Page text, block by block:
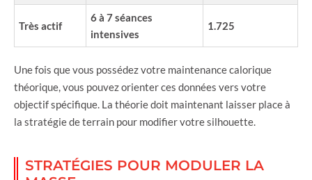
Très actif
6 à 7 séances
intensives
1.725
Une fois que vous possédez votre maintenance calorique
théorique, vous pouvez orienter ces données vers votre
objectif spécifique. La théorie doit maintenant laisser place à
la stratégie de terrain pour modifier votre silhouette.
STRATÉGIES POUR MODULER LA